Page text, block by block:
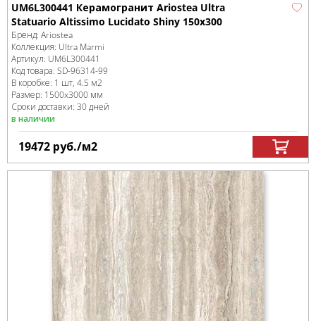
UM6L300441 Керамогранит Ariostea Ultra
Statuario Altissimo Lucidato Shiny 150x300
Бренд: Ariostea
Коллекция: Ultra Marmi
Артикул: UM6L300441
Код товара: SD-96314-99
В коробке: 1 шт, 4.5 м2
Размер: 1500x3000 мм
Сроки доставки: 30 дней
в наличии
19472 руб./м2